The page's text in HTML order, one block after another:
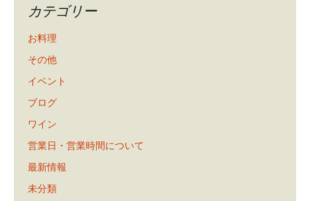
カテゴリー
お料理
その他
イベント
ブログ
ワイン
営業日・営業時間について
最新情報
未分類